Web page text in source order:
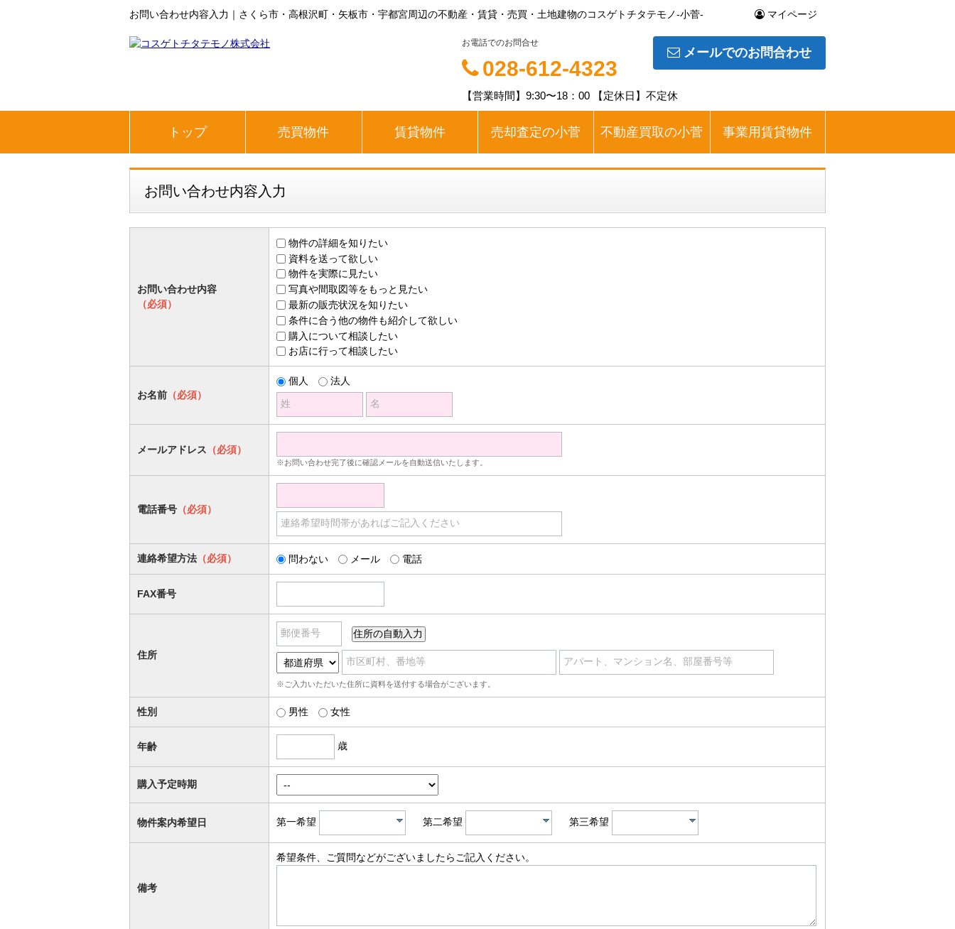
お問い合わせ内容入力｜さくら市・高根沢町・矢板市・宇都宮周辺の不動産・賃貸・売買・土地建物のコスゲトチタテモノ-小菅- マイページ
メールでのお問合わせ
お電話でのお問合せ
028-612-4323
【営業時間】9:30〜18：00 【定休日】不定休
トップ 売買物件 賃貸物件 売却査定の小菅 不動産買取の小菅 事業用賃貸物件
お問い合わせ内容入力
お問い合わせ内容
（必須）
物件の詳細を知りたい
資料を送って欲しい
物件を実際に見たい
写真や間取図等をもっと見たい
最新の販売状況を知りたい
条件に合う他の物件も紹介して欲しい
購入について相談したい
お店に行って相談したい
お名前 （必須）
個人
法人
姓
名
メールアドレス （必須）
※お問い合わせ完了後に確認メールを自動送信いたします。
電話番号 （必須）
連絡希望時間帯があればご記入ください
連絡希望方法 （必須） 問わない メール 電話
FAX番号
住所
郵便番号
市区町村、番地等 アパート、マンション名、部屋番号等
※ご入力いただいた住所に資料を送付する場合がございます。
性別 男性 女性
年齢 歳
購入予定時期
物件案内希望日 第一希望 第二希望 第三希望
備考
希望条件、ご質問などがございましたらご記入ください。